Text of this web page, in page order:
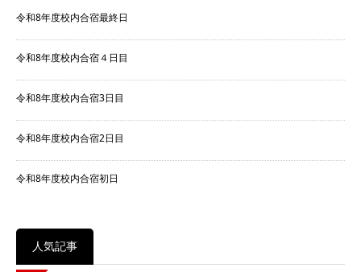
令和8年度校内合宿最終日
令和8年度校内合宿４日目
令和8年度校内合宿3日目
令和8年度校内合宿2日目
令和8年度校内合宿初日
人気記事